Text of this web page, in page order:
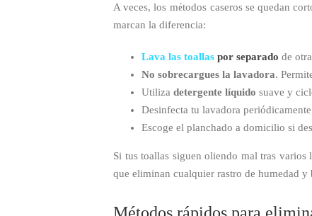
A veces, los métodos caseros se quedan
marcan la diferencia:
Lava las toallas por separado de
No sobrecargues la lavadora.
Utiliza detergente líquido suave y
Desinfecta tu lavadora
Escoge el planchado a domicilio si
Si tus toallas siguen oliendo mal tras varios
que eliminan cualquier rastro de humedad y
Métodos rápidos para